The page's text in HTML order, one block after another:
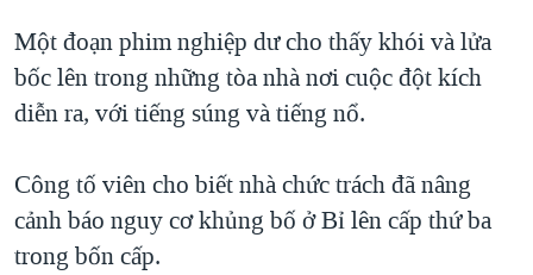
Một đoạn phim nghiệp dư cho thấy khói và lửa
bốc lên trong những tòa nhà nơi cuộc đột kích
diễn ra, với tiếng súng và tiếng nổ.
Công tố viên cho biết nhà chức trách đã nâng
cảnh báo nguy cơ khủng bố ở Bỉ lên cấp thứ ba
trong bốn cấp.